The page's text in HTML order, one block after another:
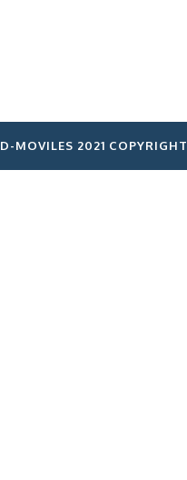
D-MOVILES 2021 COPYRIGHT